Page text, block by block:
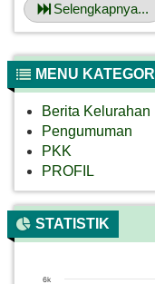
Selengkapnya...
MENU KATEGORI
Berita Kelurahan
Pengumuman
PKK
PROFIL
STATISTIK
6k